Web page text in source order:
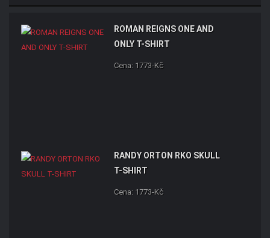
ROMAN REIGNS ONE AND
ONLY T-SHIRT
Cena: 1773-Kč
RANDY ORTON RKO SKULL
T-SHIRT
Cena: 1773-Kč